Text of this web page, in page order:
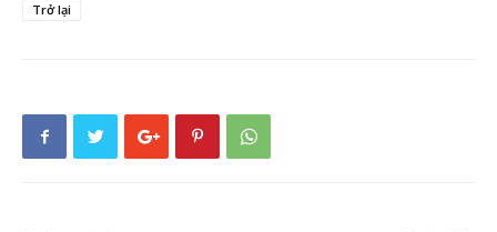
Trở lại